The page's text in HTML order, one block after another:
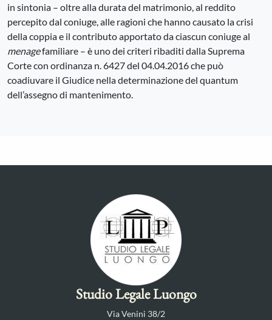
in sintonia – oltre alla durata del matrimonio, al reddito
percepito dal coniuge, alle ragioni che hanno causato la crisi
della coppia e il contributo apportato da ciascun coniuge al
menagefamiliare – è uno dei criteri ribaditi dalla Suprema
Corte con ordinanza n. 6427 del 04.04.2016 che può
coadiuvare il Giudice nella determinazione del quantum
dell’assegno di mantenimento.
Studio Legale Luongo
Via Venini 38/2